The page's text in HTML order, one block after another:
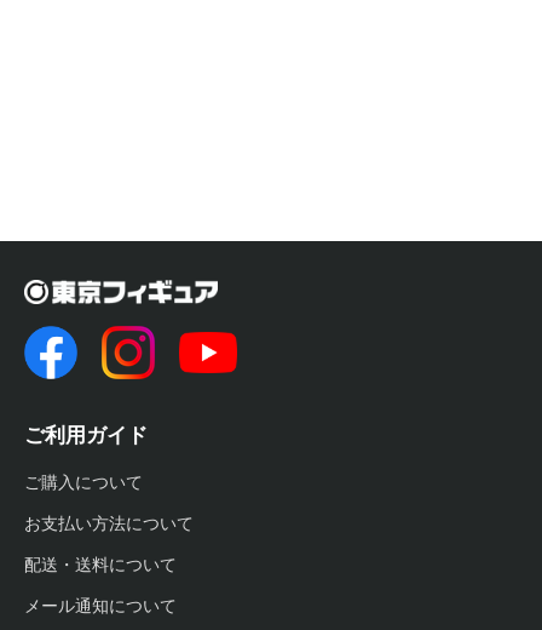
ご利用ガイド
ご購入について
お支払い方法について
配送・送料について
メール通知について